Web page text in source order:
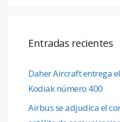
Entradas recientes
Daher Aircraft entrega
Kodiak número 400
Airbus se adjudica el